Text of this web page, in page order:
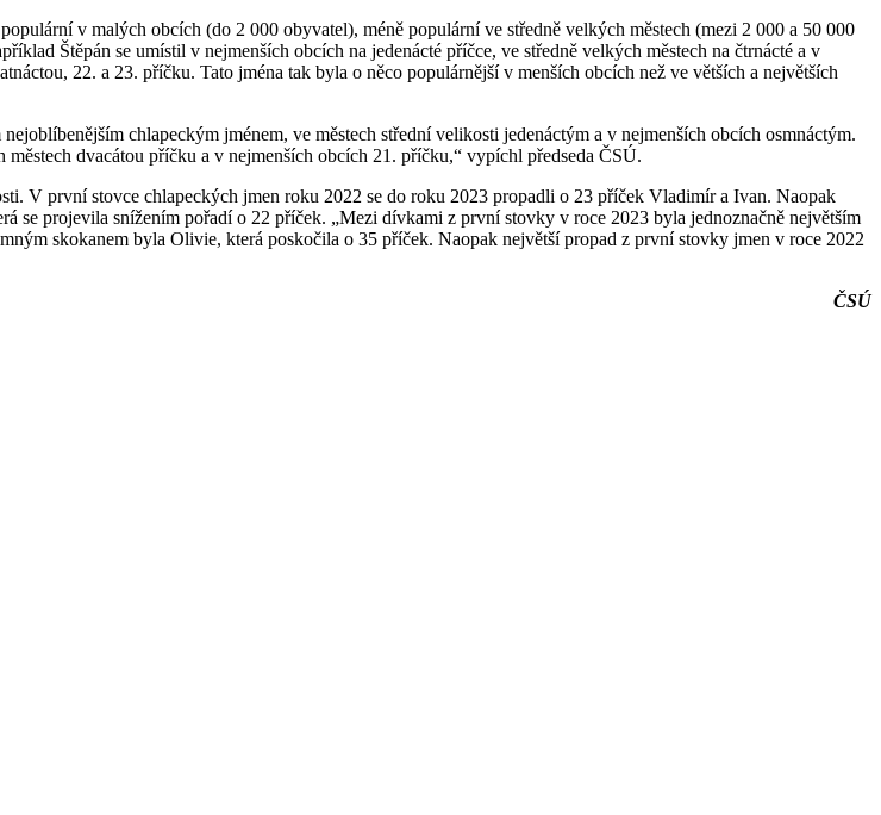
v malých obcích (do 2 000 obyvatel), méně populární ve středně velkých městech (mezi 2 000 a 50 000
Štěpán se umístil v nejmenších obcích na jedenácté příčce, ve středně velkých městech na čtrnácté a v
22. a 23. příčku. Tato jména tak byla o něco populárnější v menších obcích než ve větších a největších
chlapeckým jménem, ve městech střední velikosti jedenáctým a v nejmenších obcích osmnáctým.
dvacátou příčku a v nejmenších obcích 21. příčku,“ vypíchl předseda ČSÚ.
V první stovce chlapeckých jmen roku 2022 se do roku 2023 propadli o 23 příček Vladimír a Ivan. Naopak
se projevila snížením pořadí o 22 příček. „Mezi dívkami z první stovky v roce 2023 byla jednoznačně největším
skokanem byla Olivie, která poskočila o 35 příček. Naopak největší propad z první stovky jmen v roce 2022
ČSÚ